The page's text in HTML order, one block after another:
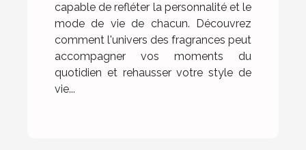
capable de refléter la personnalité et le
mode de vie de chacun. Découvrez
comment l'univers des fragrances peut
accompagner vos moments du
quotidien et rehausser votre style de
vie...